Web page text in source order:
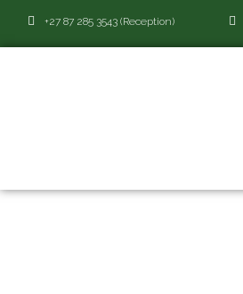
+27 87 285 3543 (Reception)